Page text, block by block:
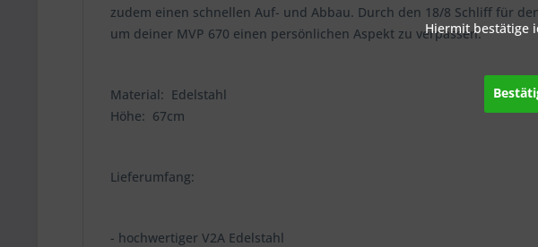
zudem einen schnellen Auf- und Abbau. Durch den 18/8 Schliff für
um deiner MVP 670 einen persönlichen Aspekt zu verpassen.
Material: Edelstahl
Höhe: 67cm
Lieferumfang:
- hochwertiger V2A Edelstahl
Hiermit bestätige